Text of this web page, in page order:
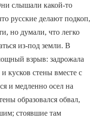
слышали какой-то
русские делают подкоп,
но думали, что легко
из-под земли. В
взрыв: задрожала
кусков стены вместе с
и медленно осел на
образовался обвал,
стоявшие там